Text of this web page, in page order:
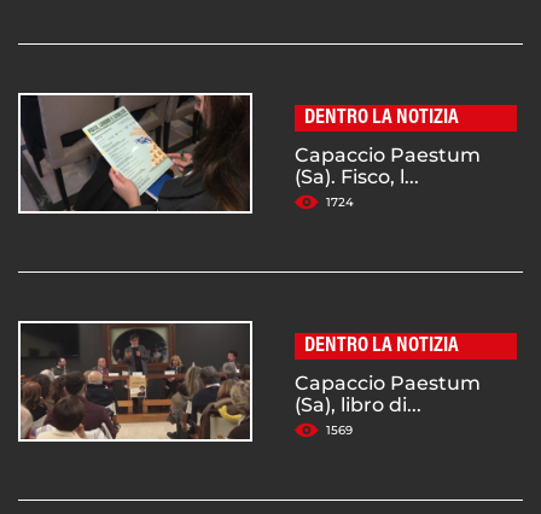
DENTRO LA NOTIZIA
Capaccio Paestum
(Sa). Fisco, l...
1724
DENTRO LA NOTIZIA
Capaccio Paestum
(Sa), libro di...
1569